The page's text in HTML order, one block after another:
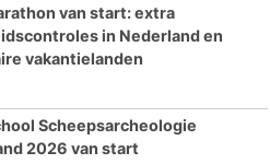
van start: extra
in Nederland en
vakantielanden
Scheepsarcheologie
2026 van start